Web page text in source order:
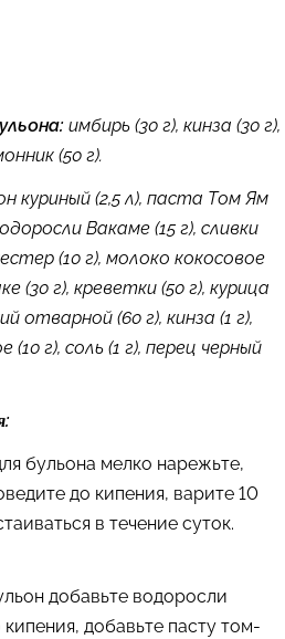
имбирь (30 г), кинза (30 г),
(50 г).
куриный (2,5 л), паста Том Ям
Вакаме (15 г), сливки
(10 г), молоко кокосовое
(30 г), креветки (50 г), курица
отварной (60 г), кинза (1 г),
г), соль (1 г), перец черный
:
бульона мелко нарежьте,
до кипения, варите 10
в течение суток.
добавьте водоросли
добавьте пасту том-